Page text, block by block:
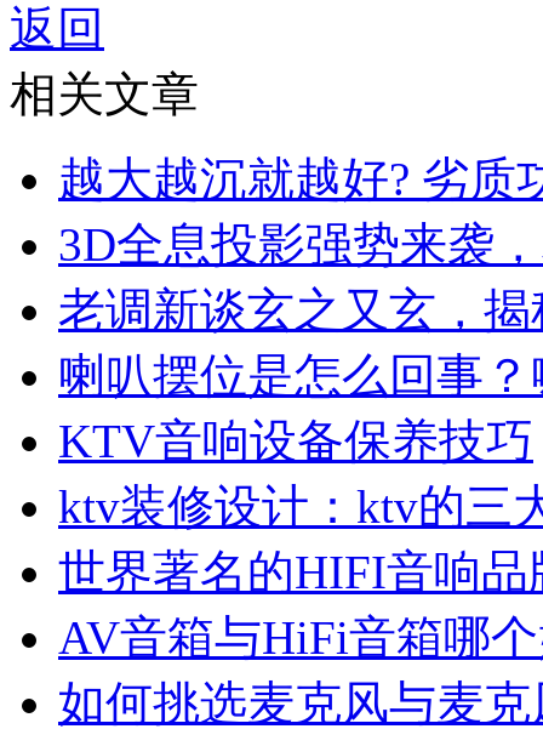
返回
相关文章
越大越沉就越好? 劣质
3D全息投影强势来袭
老调新谈玄之又玄，
喇叭摆位是怎么回事
KTV音响设备保养技巧
ktv装修设计：ktv的三
世界著名的HIFI音响品
AV音箱与HiFi音箱哪
如何挑选麦克风与麦